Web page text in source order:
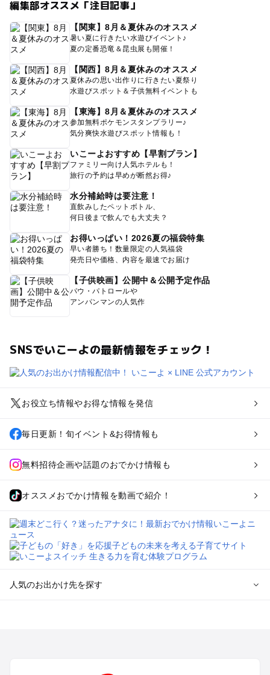
編集部オススメ「注目記事」
【関東】8月＆夏休みのオススメ
暑い夏に行きたい水遊びイベント♪
夏の定番恐竜＆昆虫展も開催！
【関西】8月＆夏休みのオススメ
夏休みの思い出作りに行きたい夏祭り
水遊びスポット＆子供無料イベントも
【東海】8月＆夏休みのオススメ
参加無料ポケモンスタンプラリー♪
気分爽快水遊びスポット情報も！
いこーよおすすめ【早割プラン】
ファミリー向け人気ホテルも！
旅行の予約は早めが断然お得♪
水分補給時は要注意！
直飲みしたペットボトル、
何日後まで飲んでも大丈夫？
お得いっぱい！2026夏の福袋特集
早い者勝ち！数量限定の人気福袋
発売日や価格、内容を最速でお届け
【子供映画】公開中＆公開予定作品
パウ・パトロールや
アンパンマンの人気作
SNSでいこーよの最新情報をチェック！
お役立ち情報やお得な情報を発信
毎日更新！旬イベント&お得情報も
無料招待企画や話題のおでかけ情報も
オススメおでかけ情報を動画で紹介！
人気のお出かけ先を探す